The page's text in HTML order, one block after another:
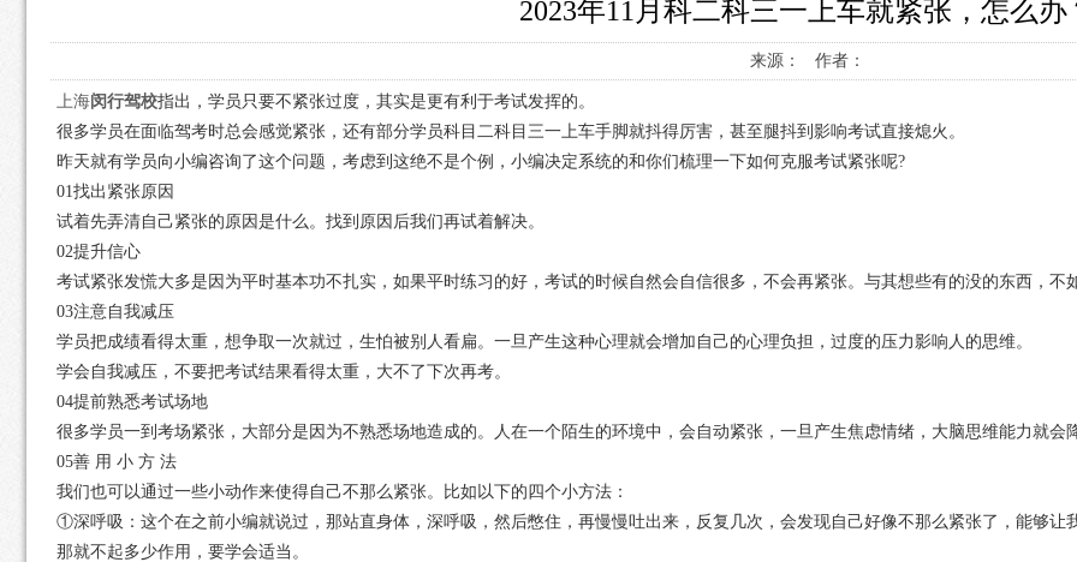
2023年11月科二科三一上车就紧张，怎么办
来源： 作者：
上海闵行驾校指出，学员只要不紧张过度，其实是更有利于考试发挥的。
很多学员在面临驾考时总会感觉紧张，还有部分学员科目二科目三一上车手脚就抖得厉害，甚至腿抖到影响考试直接熄火。
昨天就有学员向小编咨询了这个问题，考虑到这绝不是个例，小编决定系统的和你们梳理一下如何克服考试紧张呢?
01找出紧张原因
试着先弄清自己紧张的原因是什么。找到原因后我们再试着解决。
02提升信心
考试紧张发慌大多是因为平时基本功不扎实，如果平时练习的好，考试的时候自然会自信很多，不会再紧张。与其想些有的没的东西，不
03注意自我减压
学员把成绩看得太重，想争取一次就过，生怕被别人看扁。一旦产生这种心理就会增加自己的心理负担，过度的压力影响人的思维。
学会自我减压，不要把考试结果看得太重，大不了下次再考。
04提前熟悉考试场地
很多学员一到考场紧张，大部分是因为不熟悉场地造成的。人在一个陌生的环境中，会自动紧张，一旦产生焦虑情绪，大脑思维能力就会
05善 用 小 方 法
我们也可以通过一些小动作来使得自己不那么紧张。比如以下的四个小方法：
①深呼吸：这个在之前小编就说过，那站直身体，深呼吸，然后憋住，再慢慢吐出来，反复几次，会发现自己好像不那么紧张了，能够
那就不起多少作用，要学会适当。